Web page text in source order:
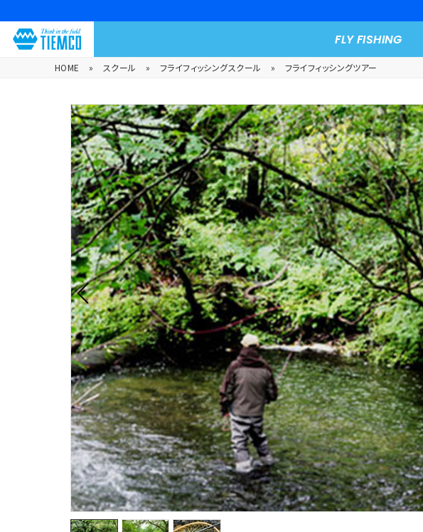
FLY FISHING
HOME » スクール » フライフィッシングスクール » フライフィッシングツアー